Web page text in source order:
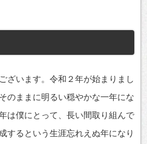
ざいます。令和２年が始まりまし
のままに明るい穏やかな一年にな
は僕にとって、長い間取り組んで
するという生涯忘れえぬ年になり